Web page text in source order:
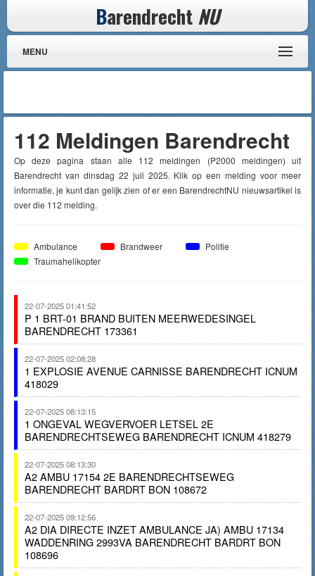
Barendrecht NU
MENU
112 Meldingen Barendrecht
Op deze pagina staan alle 112 meldingen (P2000 meldingen) uit
Barendrecht van dinsdag 22 juli 2025. Klik op een melding voor meer
informatie, je kunt dan gelijk zien of er een BarendrechtNU nieuwsartikel is
over die 112 melding.
Ambulance Brandweer
Politie
Traumahelikopter
22-07-2025 01:41:52
P 1 BRT-01 BRAND BUITEN MEERWEDESINGEL
BARENDRECHT 173361
22-07-2025 02:08:28
1 EXPLOSIE AVENUE CARNISSE BARENDRECHT ICNUM
418029
22-07-2025 08:13:15
1 ONGEVAL WEGVERVOER LETSEL 2E
BARENDRECHTSEWEG BARENDRECHT ICNUM 418279
22-07-2025 08:13:30
A2 AMBU 17154 2E BARENDRECHTSEWEG
BARENDRECHT BARDRT BON 108672
22-07-2025 09:12:56
A2 DIA DIRECTE INZET AMBULANCE JA) AMBU 17134
WADDENRING 2993VA BARENDRECHT BARDRT BON
108696